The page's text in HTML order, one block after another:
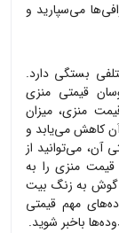
می‌سپارید و
بستگی دارد.
قیمتی منزی
منزی، میزان
کاهش می‌یابد و
آن، می‌توانید از
قیمت منزیرا به
گوش به زنگ بیت
مهم قیمتی
باخبر شوید.